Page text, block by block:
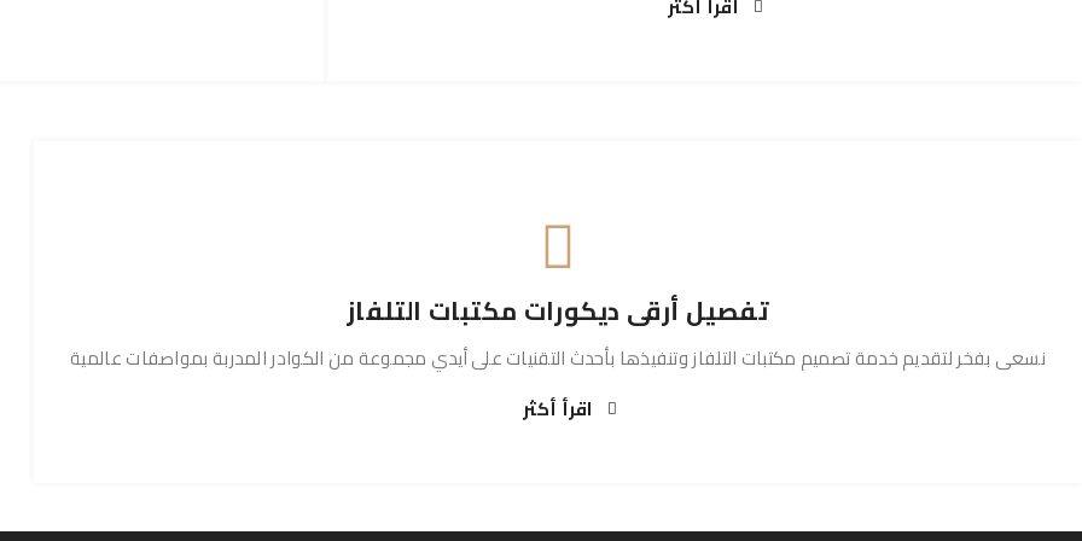
تفصيل أرقى ديكورات مكتبات التلفاز
نسعى بفخر لتقديم خدمة تصميم مكتبات التلفاز وتنفيذها بأحدث التقنيات على أيدي مجموعة من الكوادر المدربة بمواصفات عالمية
اقرأ أكثر